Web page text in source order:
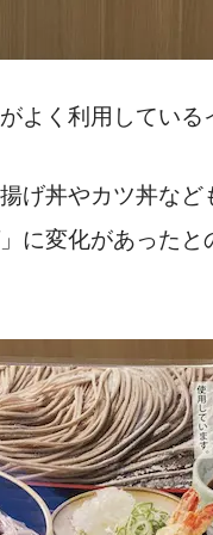
よく利用している
げ丼やカツ丼など
に変化があった